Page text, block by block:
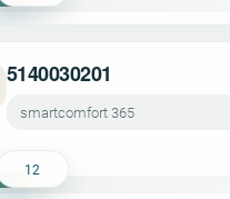
5140030201
smartcomfort 365
12